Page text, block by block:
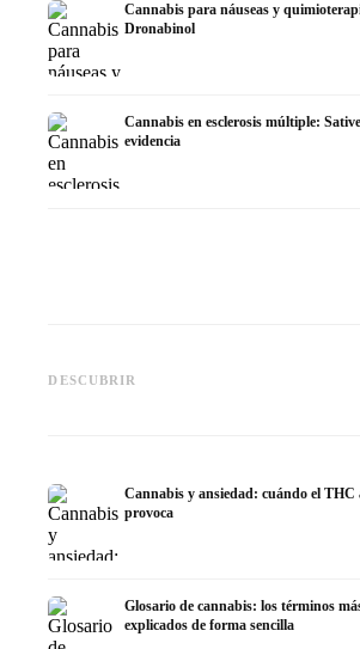
Cannabis para náuseas y
Dronabinol
Cannabis en esclerosis múltiple:
evidencia
DESCUBRIR
la investigación
Cannabis y ansiedad: cuándo el THC
provoca
Glosario de cannabis: los términos
explicados de forma sencilla